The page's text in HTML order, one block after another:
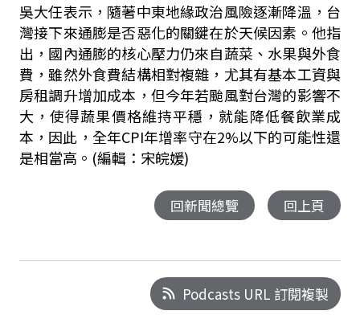
吳大任表示，隨著中東地緣政治風險逐漸降溫，台
灣接下來通膨是否惡化的關鍵在於天候因素。他指
出，國內通膨的核心壓力仍來自蔬菜、水果與外食
費，雖然外食費結構相對複雜，尤其有基本工資與
房租調升增加成本，但今年若颱風對台灣的影響不
大，使得蔬果價格維持平穩，就能降低餐飲業成
本，因此，全年CPI年增率守在2%以下的可能性還
是相當高。(編輯：宋皖媛)
回新聞總覽 回上頁
Podcasts URL 訂閱複製